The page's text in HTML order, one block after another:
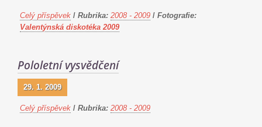
Celý příspěvek / Rubrika: 2008 - 2009 / Fotografie:
Valentýnská diskotéka 2009
Pololetní vysvědčení
29. 1. 2009
Celý příspěvek / Rubrika: 2008 - 2009